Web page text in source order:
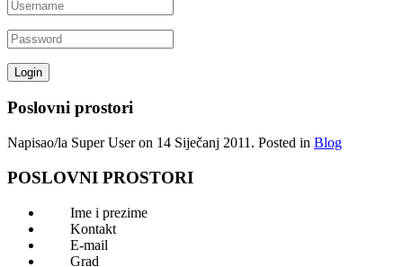
Poslovni prostori
Napisao/la Super User on 14 Siječanj 2011 . Posted in Blog
POSLOVNI PROSTORI
Ime i prezime
Kontakt
E-mail
Grad